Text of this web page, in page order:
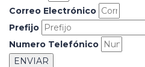
Correo Electrónico
Prefijo
Numero Telefónico
ENVIAR